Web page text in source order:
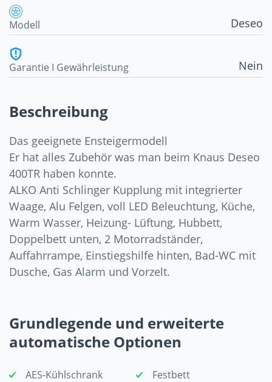
Modell Deseo
Garantie I Gewährleistung Nein
Beschreibung
Das geeignete Ensteigermodell
Er hat alles Zubehör was man beim Knaus Deseo
400TR haben konnte.
ALKO Anti Schlinger Kupplung mit integrierter
Waage, Alu Felgen, voll LED Beleuchtung, Küche,
Warm Wasser, Heizung- Lüftung, Hubbett,
Doppelbett unten, 2 Motorradständer,
Auffahrrampe, Einstiegshilfe hinten, Bad-WC mit
Dusche, Gas Alarm und Vorzelt.
Grundlegende und erweiterte
automatische Optionen
AES-Kühlschrank
Festbett